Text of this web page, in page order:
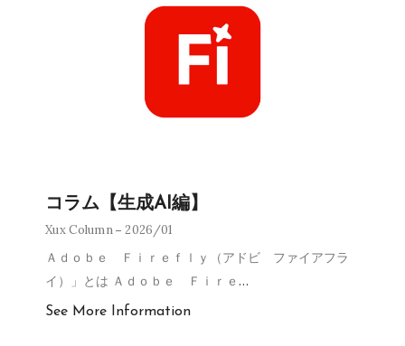
コラム【生成AI編】
Xux Column 2026/01
Ａｄｏｂｅ Ｆｉｒｅｆｌｙ（アドビ ファイアフラ
イ）」とは Ａｄｏｂｅ Ｆｉｒｅ …
See More Information